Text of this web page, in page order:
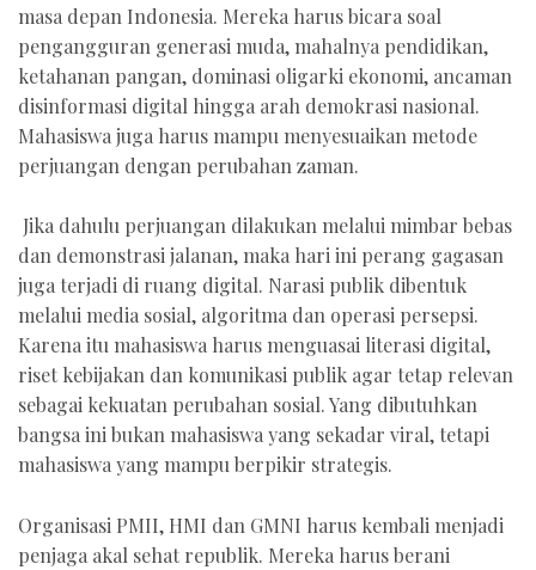
masa depan Indonesia. Mereka harus bicara soal
pengangguran generasi muda, mahalnya pendidikan,
ketahanan pangan, dominasi oligarki ekonomi, ancaman
disinformasi digital hingga arah demokrasi nasional.
Mahasiswa juga harus mampu menyesuaikan metode
perjuangan dengan perubahan zaman.
Jika dahulu perjuangan dilakukan melalui mimbar bebas
dan demonstrasi jalanan, maka hari ini perang gagasan
juga terjadi di ruang digital. Narasi publik dibentuk
melalui media sosial, algoritma dan operasi persepsi.
Karena itu mahasiswa harus menguasai literasi digital,
riset kebijakan dan komunikasi publik agar tetap relevan
sebagai kekuatan perubahan sosial. Yang dibutuhkan
bangsa ini bukan mahasiswa yang sekadar viral, tetapi
mahasiswa yang mampu berpikir strategis.
Organisasi PMII, HMI dan GMNI harus kembali menjadi
penjaga akal sehat republik. Mereka harus berani